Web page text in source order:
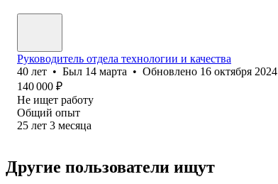
Руководитель отдела технологии и качества
40 лет • Был 14 марта • Обновлено 16 октября 2024
140 000 ₽
Не ищет работу
Общий опыт
25 лет 3 месяца
Другие пользователи ищут